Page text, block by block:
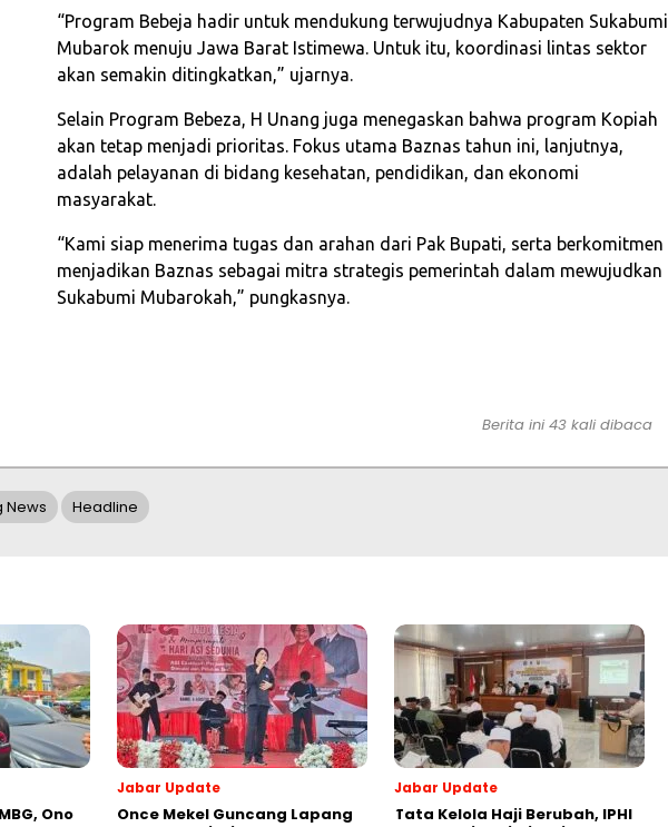
“Program Bebeja hadir untuk mendukung terwujudnya Kabupaten Sukabumi
Mubarok menuju Jawa Barat Istimewa. Untuk itu, koordinasi lintas sektor
akan semakin ditingkatkan,” ujarnya.
Selain Program Bebeza, H Unang juga menegaskan bahwa program Kopiah
akan tetap menjadi prioritas. Fokus utama Baznas tahun ini, lanjutnya,
adalah pelayanan di bidang kesehatan, pendidikan, dan ekonomi
masyarakat.
“Kami siap menerima tugas dan arahan dari Pak Bupati, serta berkomitmen
menjadikan Baznas sebagai mitra strategis pemerintah dalam mewujudkan
Sukabumi Mubarokah,” pungkasnya.
Berita ini 43 kali dibaca
News Headline
Ono
Jabar Update
Once Mekel Guncang Lapang
Jabar Update
Tata Kelola Haji Berubah, IPHI